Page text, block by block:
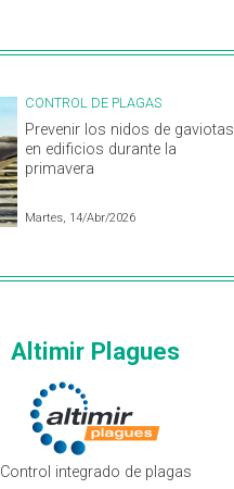
CONTROL DE PLAGAS
Prevenir los nidos de gaviotas
en edificios durante la
primavera
Martes, 14/Abr/2026
Altimir Plagues
Control integrado de plagas